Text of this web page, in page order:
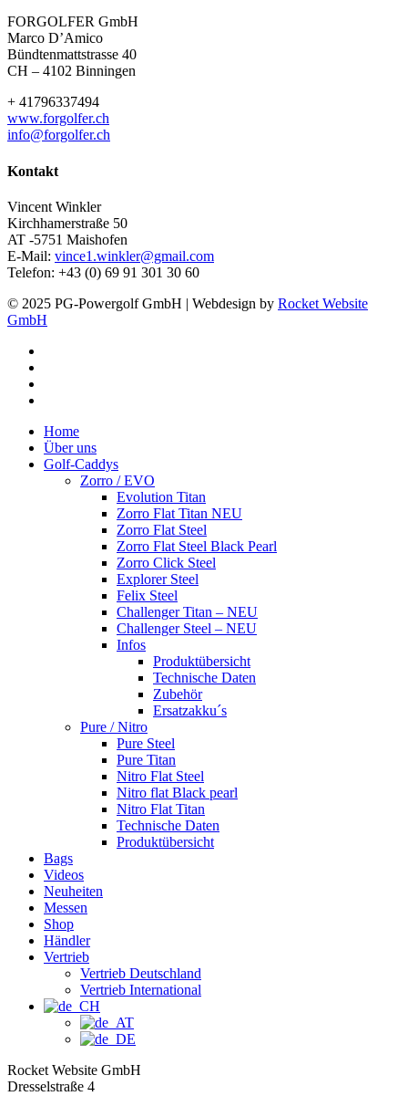
FORGOLFER GmbH
Marco D’Amico
Bündtenmattstrasse 40
CH – 4102 Binningen
+ 41796337494
www.forgolfer.ch
info@forgolfer.ch
Kontakt
Vincent Winkler
Kirchhamerstraße 50
AT -5751 Maishofen
E-Mail: vince1.winkler@gmail.com
Telefon: +43 (0) 69 91 301 30 60
© 2025 PG-Powergolf GmbH | Webdesign by Rocket Website
GmbH
Close
Menu
Home
Über uns
Golf-Caddys
Zorro / EVO
Evolution Titan
Zorro Flat Titan NEU
Zorro Flat Steel
Zorro Flat Steel Black Pearl
Zorro Click Steel
Explorer Steel
Felix Steel
Challenger Titan – NEU
Challenger Steel – NEU
Infos
Produktübersicht
Technische Daten
Zubehör
Ersatzakku´s
Pure / Nitro
Pure Steel
Pure Titan
Nitro Flat Steel
Nitro flat Black pearl
Nitro Flat Titan
Technische Daten
Produktübersicht
Bags
Videos
Neuheiten
Messen
Shop
Händler
Vertrieb
Vertrieb Deutschland
Vertrieb International
Rocket Website GmbH
Dresselstraße 4